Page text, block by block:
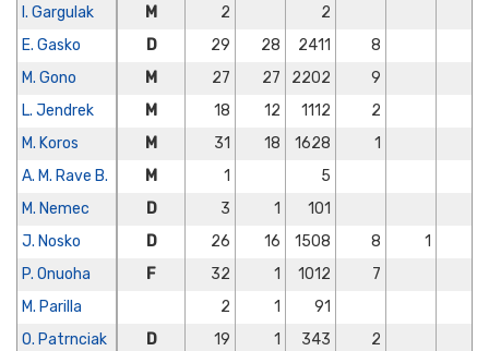
I. Gargulak
M 2
2
E. Gasko
D 29 28 2411
8
M. Gono
M 27 27 2202
9
L. Jendrek
M 18 12 1112
2
M. Koros
M 31 18 1628
1
A. M. Rave B.
M 1
5
M. Nemec
D 3 1
101
J. Nosko
D 26 16 1508 8
1
P. Onuoha
F 32 1 1012
7
M. Parilla
2 1
91
O. Patrnciak
D 19 1 343
2